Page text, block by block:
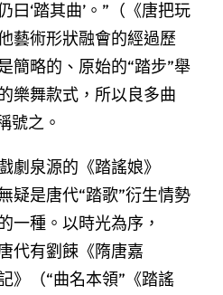
曰‘踏其曲’。”（《唐把玩
藝術形狀融會的經過歷
簡略的、原始的“踏步”舉
樂舞款式，所以良多曲
號之。
劇泉源的《踏謠娘》
疑是唐代“踏歌”衍生情勢
一種。以時光為序，
代有劉餗《隋唐嘉
》（“曲名本領”《踏謠